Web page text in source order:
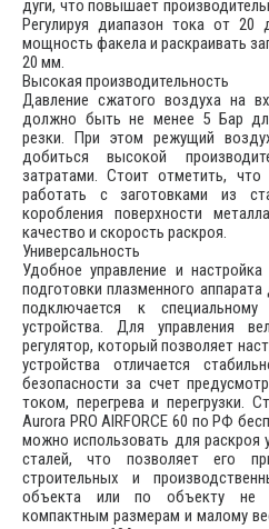
дуги, что повышает
Регулируя диапазон тока от 20
мощность факела и раскраивать
20 мм.
Высокая производительность
Давление сжатого воздуха на
должно быть не менее 5 Бар
резки. При этом режущий
добиться высокой
затратами. Стоит отметить,
работать с заготовками из
коробления поверхности
качество и скорость раскроя.
Универсальность
Удобное управление и
подготовки плазменного
подключается к
устройства. Для управления
регулятор, который позволяет
устройства отличается
безопасности за счет
током, перегрева и перегрузки.
Aurora PRO AIRFORCE 60 по РФ
можно использовать для
сталей, что позволяет его
строительных и
объекта или по объекту не
компактным размерам и малому